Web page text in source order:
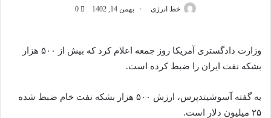
خط انرژی بهمن 14, 1402 0
وزارت دادگستری آمریکا روز جمعه اعلام کرد که بیش از ۵۰۰ هزار
بشکه نفت ایران را ضبط کرده است.
به گفته آسوشیتدپرس، ارزش ۵۰۰ هزار بشکه نفت خام ضبط شده
۲۵ میلیون دلار است.